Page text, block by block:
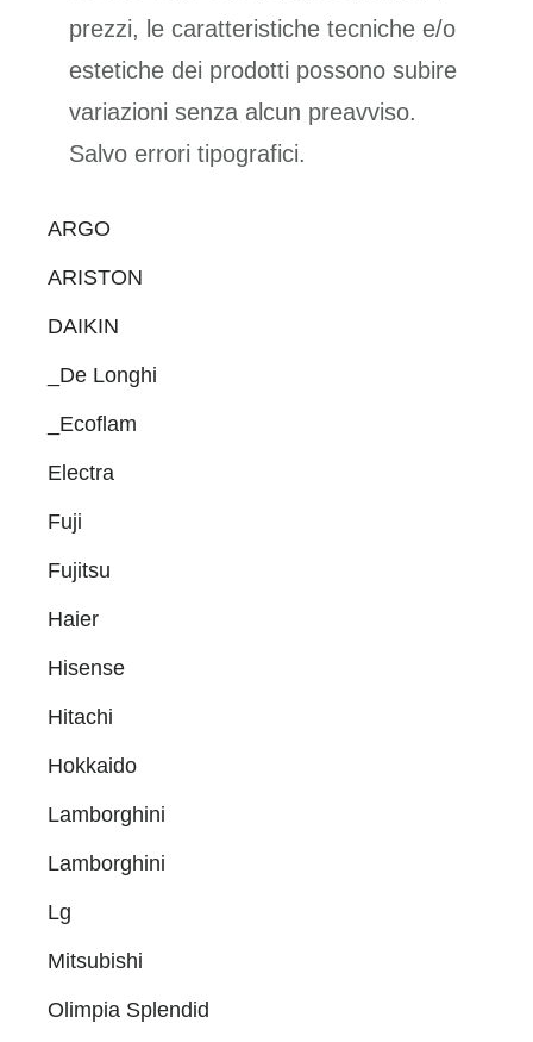
prezzi, le caratteristiche tecniche e/o
estetiche dei prodotti possono subire
variazioni senza alcun preavviso.
Salvo errori tipografici.
Primary
Sidebar
ARGO
ARISTON
DAIKIN
_De Longhi
_Ecoflam
Electra
Fuji
Fujitsu
Haier
Hisense
Hitachi
Hokkaido
Lamborghini
Lamborghini
Lg
Mitsubishi
Olimpia Splendid